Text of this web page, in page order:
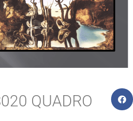
QUADRO